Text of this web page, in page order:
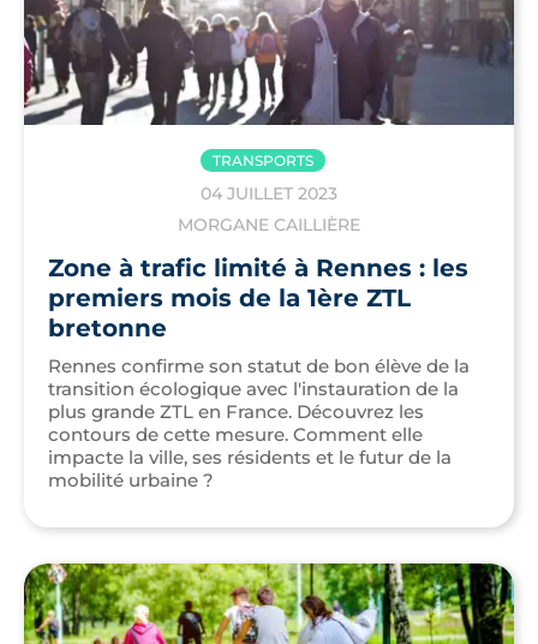
TRANSPORTS
04 JUILLET 2023
MORGANE CAILLIÈRE
Zone à trafic limité à Rennes : les
premiers mois de la 1ère ZTL
bretonne
Rennes confirme son statut de bon élève de la
transition écologique avec l'instauration de la
plus grande ZTL en France. Découvrez les
contours de cette mesure. Comment elle
impacte la ville, ses résidents et le futur de la
mobilité urbaine ?